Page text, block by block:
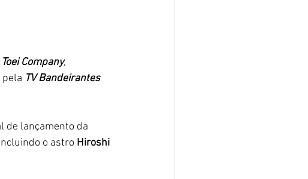
Toei Company,
TV Bandeirantes
de lançamento da
o astro Hiroshi